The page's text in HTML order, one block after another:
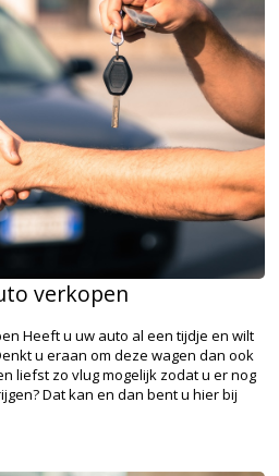
verkopen
Heeft u uw auto al een tijdje en wilt
u eraan om deze wagen dan ook
liefst zo vlug mogelijk zodat u er nog
Dat kan en dan bent u hier bij